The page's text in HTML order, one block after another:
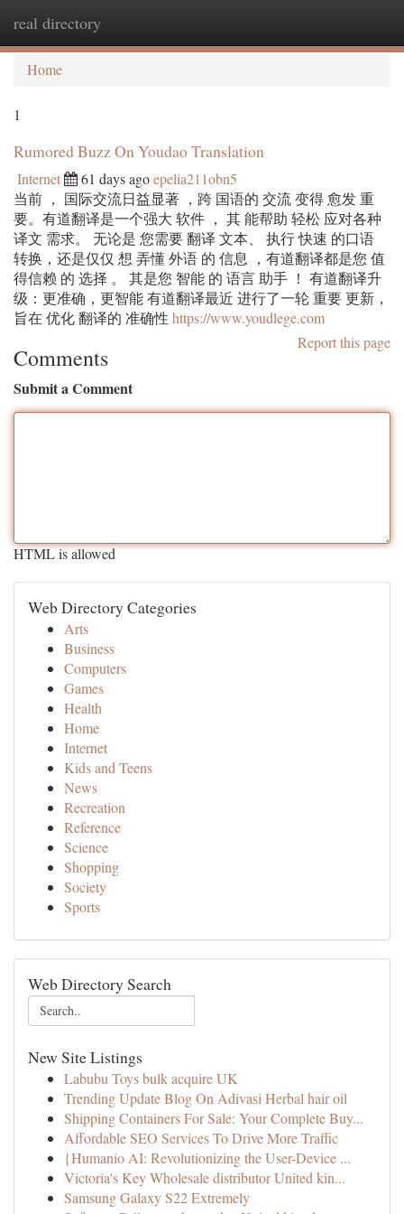
real directory
Home
1
Rumored Buzz On Youdao Translation
Internet 61 days agoepelia211obn5
当前 ， 国际交流日益显著 ，跨 国语的 交流 变得 愈发 重
要。有道翻译是一个强大 软件 ， 其 能帮助 轻松 应对各种
译文 需求。 无论是 您需要 翻译 文本、 执行 快速 的口语
转换，还是仅仅 想 弄懂 外语 的 信息 ，有道翻译都是您 值
得信赖 的 选择 。 其是您 智能 的 语言 助手 ！ 有道翻译升
级：更准确，更智能 有道翻译最近 进行了一轮 重要 更新，
旨在 优化 翻译的 准确性 https://www.youdlege.com
Report this page
Comments
Submit a Comment
HTML is allowed
Web Directory Categories
Arts
Business
Computers
Games
Health
Home
Internet
Kids and Teens
News
Recreation
Reference
Science
Shopping
Society
Sports
Web Directory Search
New Site Listings
Labubu Toys bulk acquire UK
Trending Update Blog On Adivasi Herbal hair oil
Shipping Containers For Sale: Your Complete Buy...
Affordable SEO Services To Drive More Traffic
{Humanio AI: Revolutionizing the User-Device ...
Victoria's Key Wholesale distributor United kin...
Samsung Galaxy S22 Extremely